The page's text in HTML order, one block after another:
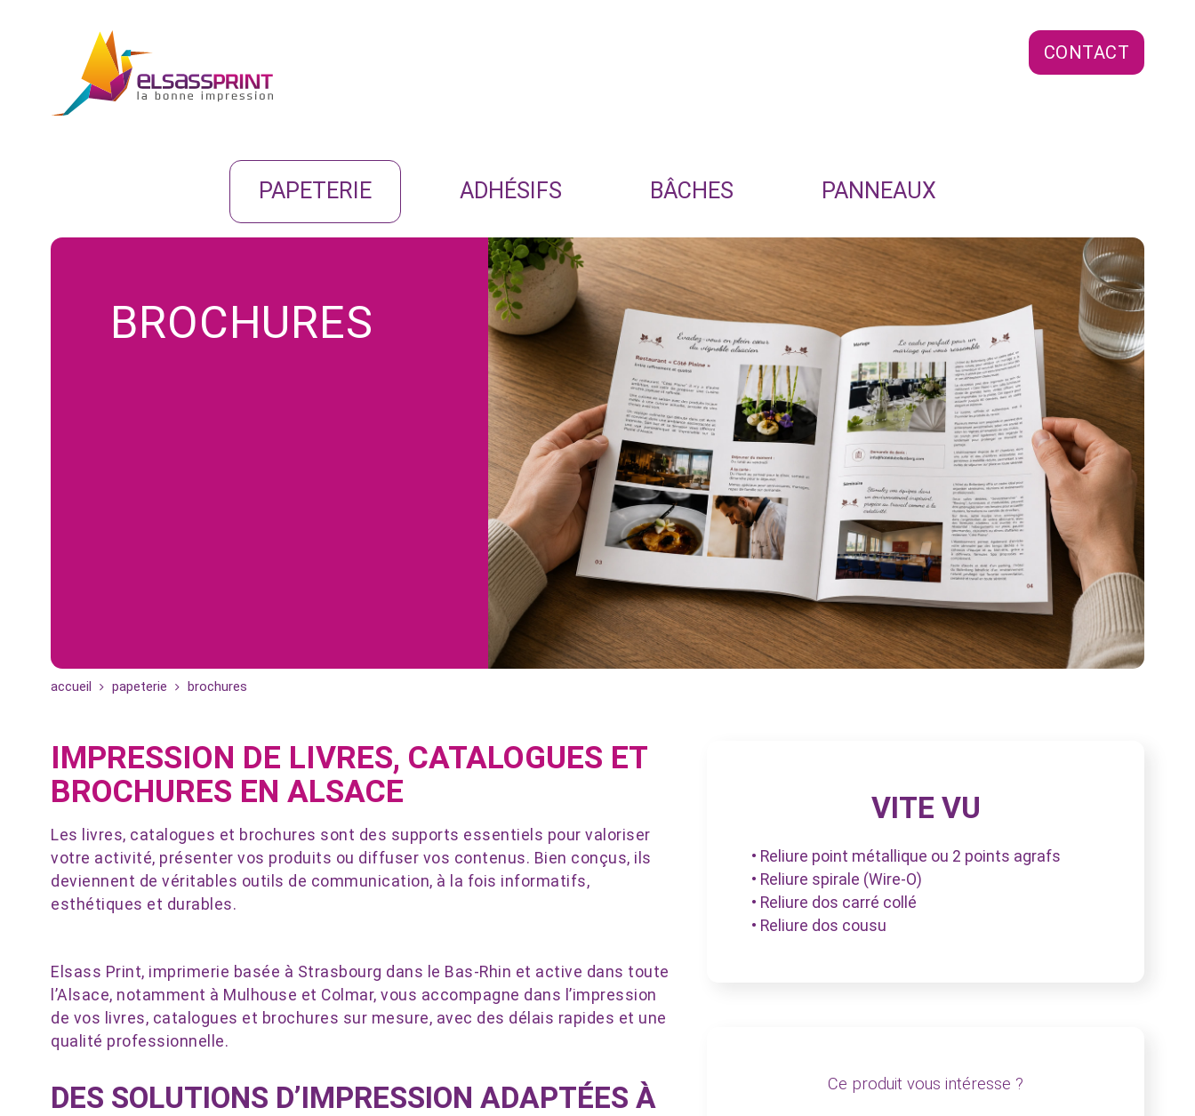
CONTACT
PAPETERIE ADHÉSIFS BÂCHES PANNEAUX
BROCHURES
accueil papeterie brochures
IMPRESSION DE LIVRES, CATALOGUES ET
BROCHURES EN ALSACE
Les livres, catalogues et brochures sont des supports essentiels pour valoriser
votre activité, présenter vos produits ou diffuser vos contenus. Bien conçus, ils
deviennent de véritables outils de communication, à la fois informatifs,
esthétiques et durables.
Elsass Print, imprimerie basée à Strasbourg dans le Bas-Rhin et active dans toute
l’Alsace, notamment à Mulhouse et Colmar, vous accompagne dans l’impression
de vos livres, catalogues et brochures sur mesure, avec des délais rapides et une
qualité professionnelle.
DES SOLUTIONS D’IMPRESSION ADAPTÉES À
VITE VU
• Reliure point métallique ou 2 points agrafs
• Reliure spirale (Wire-O)
• Reliure dos carré collé
• Reliure dos cousu
Ce produit vous intéresse ?